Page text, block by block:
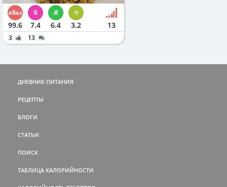
99.6 7.4 6.4 3.2 13
3 13
ДНЕВНИК ПИТАНИЯ
РЕЦЕПТЫ
БЛОГИ
СТАТЬИ
ПОИСК
ТАБЛИЦА КАЛОРИЙНОСТИ